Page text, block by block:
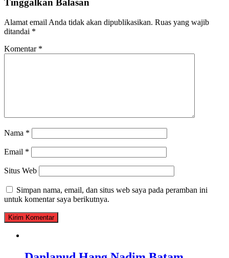
Tinggalkan Balasan
Alamat email Anda tidak akan dipublikasikan. Ruas yang wajib
ditandai *
Komentar *
Nama *
Email *
Situs Web
Simpan nama, email, dan situs web saya pada peramban ini
untuk komentar saya berikutnya.